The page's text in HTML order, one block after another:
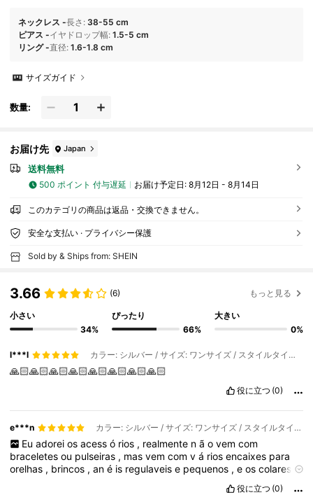
ネックレス -長さ : 38-55 cm
ピアス -イヤドロップ幅: 1.5-5 cm
リング-直径: 1.6-1.8 cm
サイズガイド
数量:
お届け先 Japan
送料無料
500 ポイント 付与遅延 お届け予定日: 8月12日 - 8月14日
このカテゴリの商品は返品・交換できません。
安全な支払い · プライバシー保護
Sold by & Ships from: SHEIN
3.66 (6) もっと見る
小さい
34%
ぴったり
66%
大きい
0%
l***l カラー: シルバー / サイズ: ワンサイズ / スタイルタイプ: 35個
🙏🏻🙏🏻🙏🏻🙏🏻🙏🏻🙏🏻🙏🏻🙏🏻
役に立つ (0)
e***n カラー: シルバー / サイズ: ワンサイズ / スタイルタイプ: 68個
Eu adorei os acess ó rios , realmente n ã o vem com
braceletesou pulseiras , masvemcomvá riosencaixes para
orelhas , brincos ,ané is regulaveise pequenos ,eoscolares s
役に立つ (0)